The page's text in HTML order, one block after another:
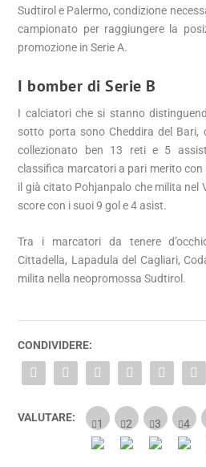
Sudtirol e Palermo, condizione
campionato per raggiungere la
promozione in Serie A.
I bomber di Serie B
I calciatori che si stanno
sotto porta sono Cheddira del Bari,
collezionato ben 13 reti e 5
classifica marcatori a pari merito con
il già citato Pohjanpalo che milita nel
score con i suoi 9 gol e 4 asist.
Tra i marcatori da tenere
Cittadella, Lapadula del Cagliari,
milita nella neopromossa Sudtirol.
CONDIVIDERE:
VALUTARE: